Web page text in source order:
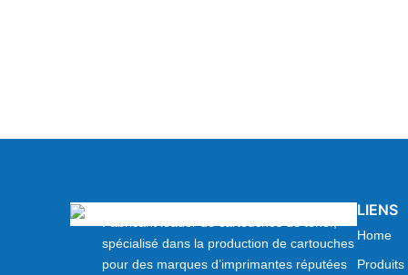
spécialisé dans la production de cartouches
pour des marques d’imprimantes réputées
LIENS
Home
Produits